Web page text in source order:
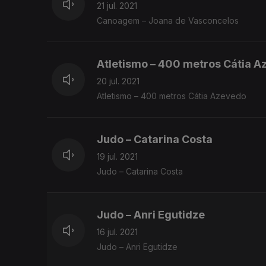
21 jul. 2021
Canoagem – Joana de Vasconcelos
Atletismo – 400 metros Cátia
20 jul. 2021
Atletismo – 400 metros Cátia Azevedo
Judo – Catarina Costa
19 jul. 2021
Judo – Catarina Costa
Judo – Anri Egutidze
16 jul. 2021
Judo – Anri Egutidze